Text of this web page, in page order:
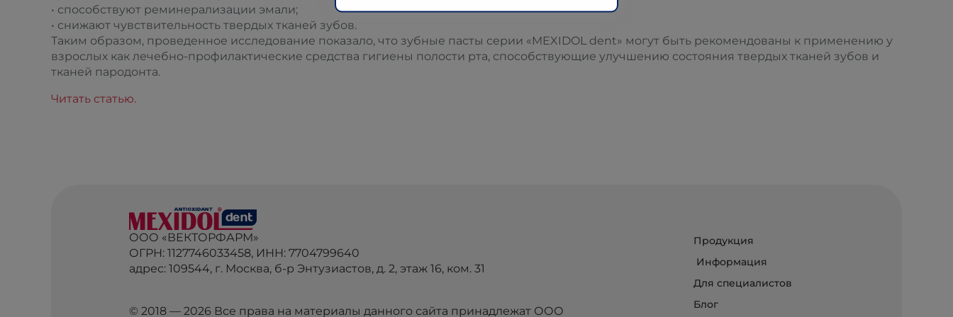
• способствуют реминерализации эмали;
• снижают чувствительность твердых тканей зубов.
Таким образом, проведенное исследование показало, что зубные пасты серии «MEXIDOL dent» могут быть рекомендованы к применению у
взрослых как лечебно-профилактические средства гигиены полости рта, способствующие улучшению состояния твердых тканей зубов и
тканей пародонта.
Читать статью.
ООО «ВЕКТОРФАРМ»
ОГРН: 1127746033458, ИНН: 7704799640
адрес: 109544, г. Москва, б-р Энтузиастов, д. 2, этаж 16, ком. 31
© 2018 — 2026 Все права на материалы данного сайта принадлежат ООО
Продукция
Информация
Для специалистов
Блог